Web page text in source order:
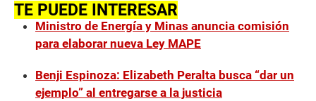
TE PUEDE INTERESAR
Ministro de Energía y Minas anuncia comisión
para elaborar nueva Ley MAPE
Benji Espinoza: Elizabeth Peralta busca “dar un
ejemplo” al entregarse a la justicia